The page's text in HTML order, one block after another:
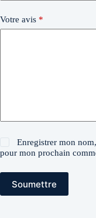
Votre avis *
Enregistrer mon
pour mon prochain
Soumettre